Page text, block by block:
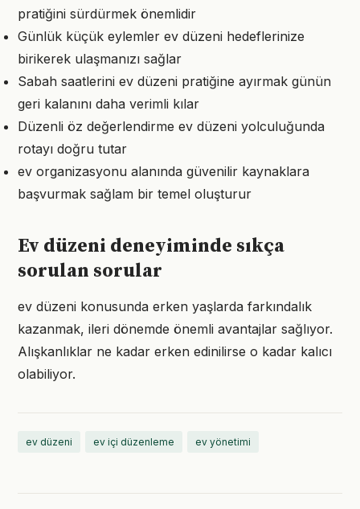
pratiğini sürdürmek önemlidir
Günlük küçük eylemler ev düzeni hedeflerinize
birikerek ulaşmanızı sağlar
Sabah saatlerini ev düzeni pratiğine ayırmak günün
geri kalanını daha verimli kılar
Düzenli öz değerlendirme ev düzeni yolculuğunda
rotayı doğru tutar
ev organizasyonu alanında güvenilir kaynaklara
başvurmak sağlam bir temel oluşturur
Ev düzeni deneyiminde sıkça
sorulan sorular
ev düzeni konusunda erken yaşlarda farkındalık
kazanmak, ileri dönemde önemli avantajlar sağlıyor.
Alışkanlıklar ne kadar erken edinilirse o kadar kalıcı
olabiliyor.
ev düzeni ev içi düzenleme ev yönetimi